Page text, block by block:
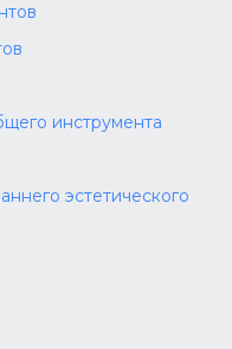
инструмента
эстетического